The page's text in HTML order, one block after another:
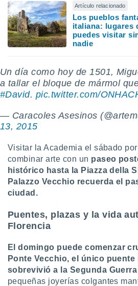
Artículo relacionado
Los pueblos
italiana: lugares
puedes visitar
nadie
Un día como hoy de 1501,
a tallar el bloque de mármol
#David. pic.twitter.com/
— Caracoles Asesinos
13, 2015
Visitar la Academia el sábado
combinar arte con un paseo
histórico hasta la Piazza della
Palazzo Vecchio recuerda el
ciudad.
Puentes, plazas y la vida
Florencia
El domingo puede comenzar
Ponte Vecchio, el único puente
sobrevivió a la Segunda Guerra
pequeñas joyerías colgantes